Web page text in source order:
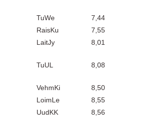
TuWe
7,44
RaisKu
7,55
LaitJy 8,01
TuUL 8,08
VehmKi
8,50
LoimLe
8,55
UudKK 8,56